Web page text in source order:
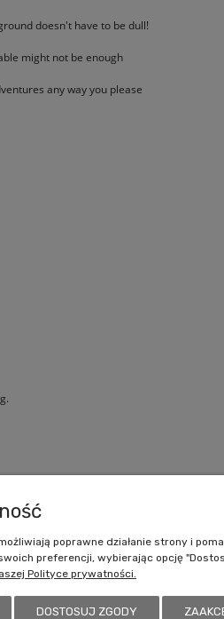
doesn't have to be dull!
might not be enough
any way you please
Jak
Polityka
poprawne działanie strony i
preferencji, wybierając opcję
Polityce prywatności.
DOSTOSUJ ZGODY